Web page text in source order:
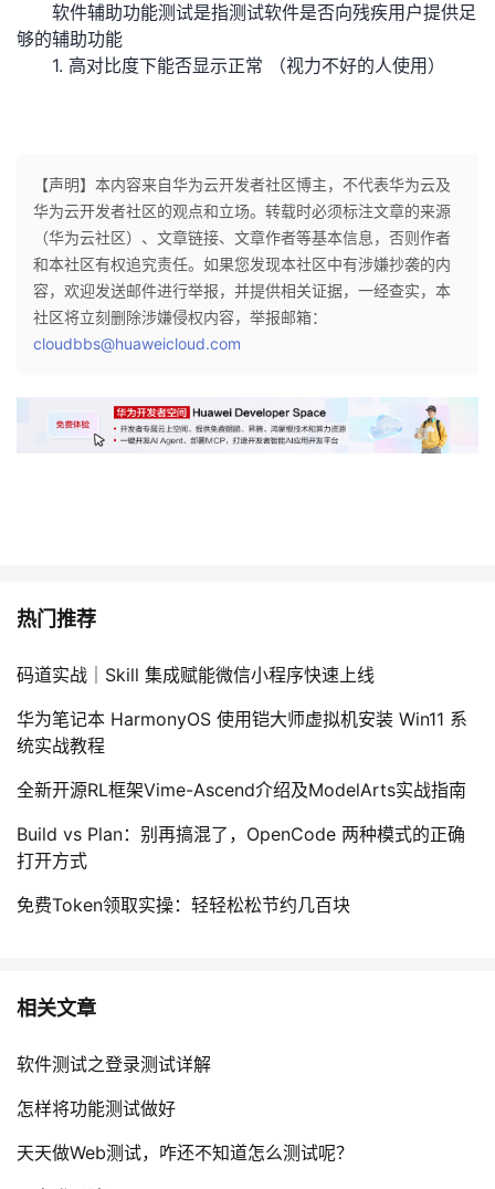
软件辅助功能测试是指测试软件是否向残疾用户提供足
够的辅助功能
1. 高对比度下能否显示正常 （视力不好的人使用）
【声明】本内容来自华为云开发者社区博主，不代表华为云及
华为云开发者社区的观点和立场。转载时必须标注文章的来源
（华为云社区）、文章链接、文章作者等基本信息，否则作者
和本社区有权追究责任。如果您发现本社区中有涉嫌抄袭的内
容，欢迎发送邮件进行举报，并提供相关证据，一经查实，本
社区将立刻删除涉嫌侵权内容，举报邮箱：
cloudbbs@huaweicloud.com
热门推荐
码道实战｜Skill 集成赋能微信小程序快速上线
华为笔记本 HarmonyOS 使用铠大师虚拟机安装 Win11 系
统实战教程
全新开源RL框架Vime-Ascend介绍及ModelArts实战指南
Build vs Plan：别再搞混了，OpenCode 两种模式的正确
打开方式
免费Token领取实操：轻轻松松节约几百块
相关文章
软件测试之登录测试详解
怎样将功能测试做好
天天做Web测试，咋还不知道怎么测试呢？